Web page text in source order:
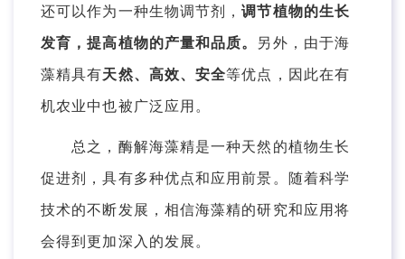
还可以作为一种生物调节剂，调节植物的生长
发育，提高植物的产量和品质。 另外，由于海
藻精具有天然、高效、安全等优点，因此在有
机农业中也被广泛应用。
总之，酶解海藻精是一种天然的植物生长
促进剂，具有多种优点和应用前景。随着科学
技术的不断发展，相信海藻精的研究和应用将
会得到更加深入的发展。